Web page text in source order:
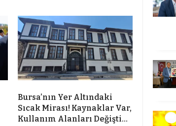
Bursa’nın Yer Altındaki
Sıcak Mirası! Kaynaklar Var,
Kullanım Alanları Değişti…